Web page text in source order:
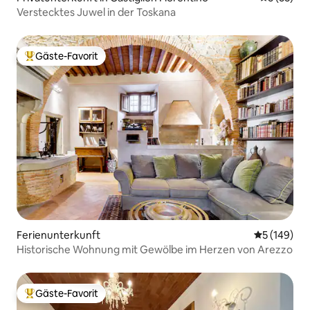
Verstecktes Juwel in der Toskana
Beliebter Gäste-Favorit.
Gäste-Favorit
Ferienunterkunft
5 (149)
Historische Wohnung mit Gewölbe im Herzen von Arezzo
Beliebter Gäste-Favorit.
Gäste-Favorit